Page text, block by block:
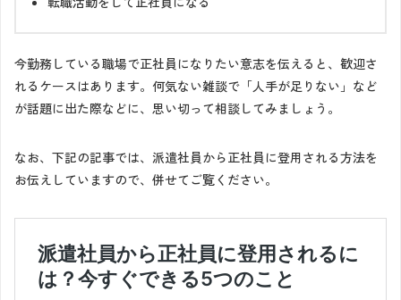
今勤務している職場で正社員になりたい意志を伝えると、歓迎さ
れるケースはあります。何気ない雑談で「人手が足りない」など
が話題に出た際などに、思い切って相談してみましょう。
なお、下記の記事では、派遣社員から正社員に登用される方法を
お伝えしていますので、併せてご覧ください。